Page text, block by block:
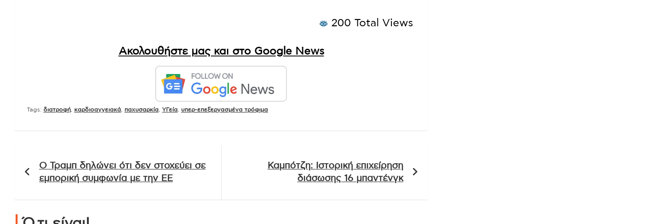
200 Total Views
Ακολουθήστε μας και στο Google News
Tags: διατροφή καρδιοαγγειακά παχυσαρκία ΥΓεία υπερ-επεξεργασμένα τρόφιμα
άρθρων
Ο Τραμπ δηλώνει ότι δεν στοχεύει σε
εμπορική συμφωνία με την ΕΕ
Καμπότζη: Ιστορική επιχείρηση
διάσωσης 16 μπαντένγκ